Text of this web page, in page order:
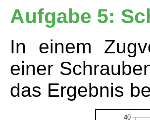
Aufgabe 5:
In einem
einer
das Ergebnis